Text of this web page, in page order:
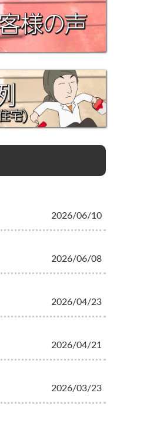
2026/06/10
2026/06/08
2026/04/23
2026/04/21
2026/03/23